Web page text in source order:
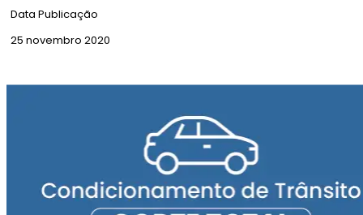
Data Publicação
25 novembro 2020